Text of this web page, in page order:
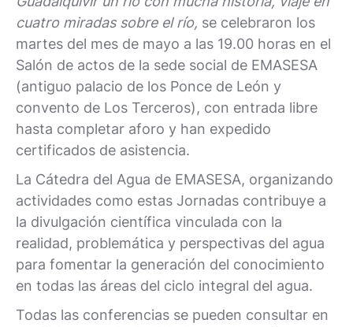
cuatro miradas sobre el río, se celebraron los
martes del mes de mayo a las 19.00 horas en el
Salón de actos de la sede social de EMASESA
(antiguo palacio de los Ponce de León y
convento de Los Terceros), con entrada libre
hasta completar aforo y han expedido
certificados de asistencia.
La Cátedra del Agua de EMASESA, organizando
actividades como estas Jornadas contribuye a
la divulgación científica vinculada con la
realidad, problemática y perspectivas del agua
para fomentar la generación del conocimiento
en todas las áreas del ciclo integral del agua.
Todas las conferencias se pueden consultar en